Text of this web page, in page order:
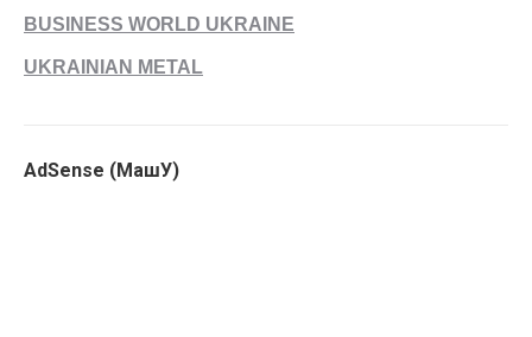
BUSINESS WORLD UKRAINE
UKRAINIAN METAL
AdSense (МашУ)